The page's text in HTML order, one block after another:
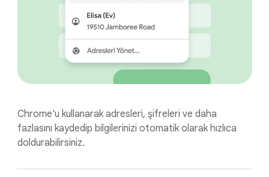
Chrome'u kullanarak adresleri, şifreleri ve daha
fazlasını kaydedip bilgilerinizi otomatik olarak hızlıca
doldurabilirsiniz.